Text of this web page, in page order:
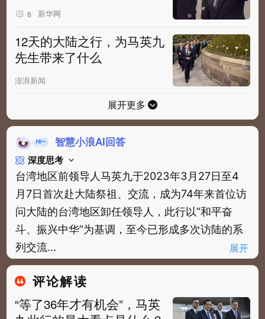
8 新华网
12天的大陆之行，为马英九
先生带来了什么
澎湃新闻
展开更多
智慧小浪AI回答
深度思考
台湾地区前领导人马英九于2023年3月27日至4
月7日首次赴大陆祭祖、交流，成为74年来首位访
问大陆的台湾地区卸任领导人，此行以“和平奋
斗、振兴中华”为基调，至今已形成多次访陆的系
列交流...
展开
评论解读
“等了36年才有机会”，马英